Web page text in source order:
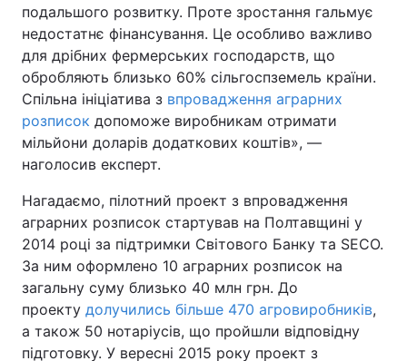
подальшого розвитку. Проте зростання гальмує
недостатнє фінансування. Це особливо важливо
для дрібних фермерських господарств, що
обробляють близько 60% сільгоспземель країни.
Спільна ініціатива з впровадження аграрних
розписок допоможе виробникам отримати
мільйони доларів додаткових коштів», —
наголосив експерт.
Нагадаємо, пілотний проект з впровадження
аграрних розписок стартував на Полтавщині у
2014 році за підтримки Світового Банку та SECO.
За ним оформлено 10 аграрних розписок на
загальну суму близько 40 млн грн. До
проекту долучились більше 470 агровиробників,
а також 50 нотаріусів, що пройшли відповідну
підготовку. У вересні 2015 року проект з